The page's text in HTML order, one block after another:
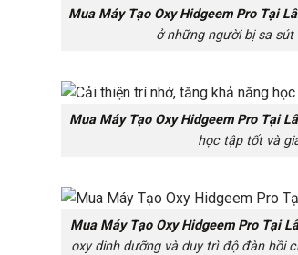
Mua Máy Tạo Oxy Hidgeem Pro Tại
ở những người bị sa
Mua Máy Tạo Oxy Hidgeem Pro Tại
học tập tốt và
Mua Máy Tạo Oxy Hidgeem Pro Tại
oxy dinh dưỡng và duy trì độ đàn hồi